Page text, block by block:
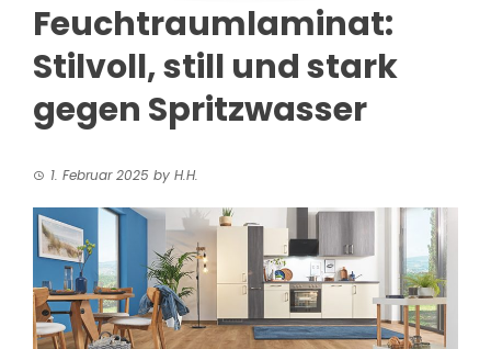
Feuchtraumlaminat:
Stilvoll, still und stark
gegen Spritzwasser
1. Februar 2025 by H.H.